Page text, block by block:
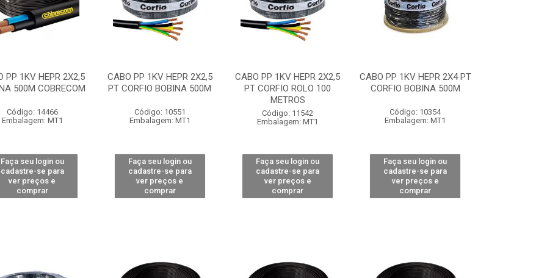
PP 1KV HEPR 2X2,5
500M COBRECOM
Código: 14466
Embalagem: MT1
Faça seu login ou
cadastre-se para
ver preços e
comprar
CABO PP 1KV HEPR 2X2,5
PT CORFIO BOBINA 500M
Código: 10551
Embalagem: MT1
Faça seu login ou
cadastre-se para
ver preços e
comprar
CABO PP 1KV HEPR 2X2,5
PT CORFIO ROLO 100
METROS
Código: 11542
Embalagem: MT1
Faça seu login ou
cadastre-se para
ver preços e
comprar
CABO PP 1KV HEPR 2X4 PT
CORFIO BOBINA 500M
Código: 10354
Embalagem: MT1
Faça seu login ou
cadastre-se para
ver preços e
comprar